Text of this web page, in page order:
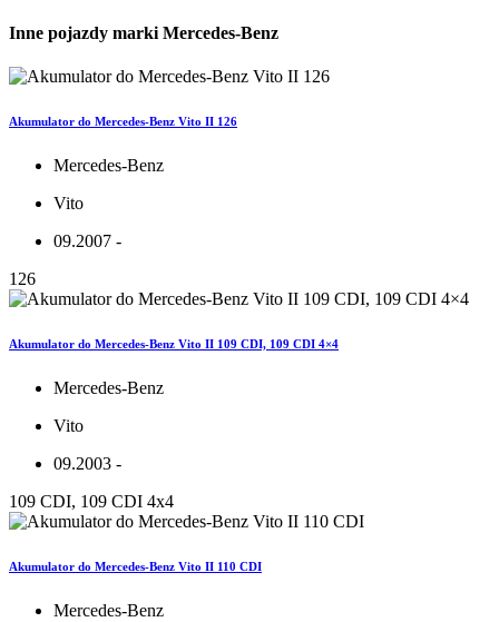
Inne pojazdy marki Mercedes-Benz
Akumulator do Mercedes-Benz Vito II 126
Mercedes-Benz
Vito
09.2007 -
126
Akumulator do Mercedes-Benz Vito II 109 CDI, 109 CDI 4×4
Mercedes-Benz
Vito
09.2003 -
109 CDI, 109 CDI 4x4
Akumulator do Mercedes-Benz Vito II 110 CDI
Mercedes-Benz